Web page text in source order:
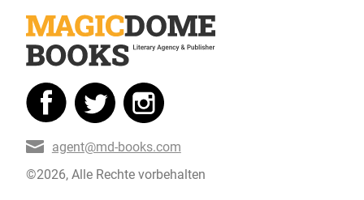
©2026, Alle Rechte vorbehalten
agent@md-books.com